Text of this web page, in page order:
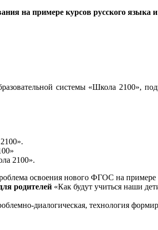
на примере курсов русского языка
системы «Школа 2100»,
2100».
освоения нового ФГОС на примере
родителей «Как будут учиться наши
диалогическая, технология